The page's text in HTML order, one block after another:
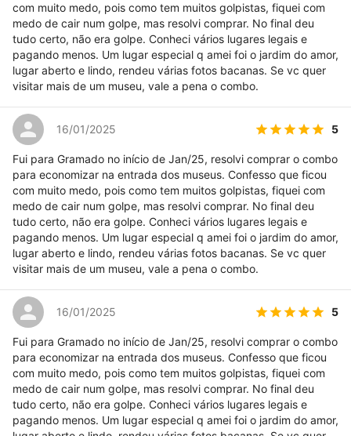
com muito medo, pois como tem muitos golpistas, fiquei com
medo de cair num golpe, mas resolvi comprar. No final deu
tudo certo, não era golpe. Conheci vários lugares legais e
pagando menos. Um lugar especial q amei foi o jardim do amor,
lugar aberto e lindo, rendeu várias fotos bacanas. Se vc quer
visitar mais de um museu, vale a pena o combo.
16/01/2025 5
Fui para Gramado no início de Jan/25, resolvi comprar o combo
para economizar na entrada dos museus. Confesso que ficou
com muito medo, pois como tem muitos golpistas, fiquei com
medo de cair num golpe, mas resolvi comprar. No final deu
tudo certo, não era golpe. Conheci vários lugares legais e
pagando menos. Um lugar especial q amei foi o jardim do amor,
lugar aberto e lindo, rendeu várias fotos bacanas. Se vc quer
visitar mais de um museu, vale a pena o combo.
16/01/2025 5
Fui para Gramado no início de Jan/25, resolvi comprar o combo
para economizar na entrada dos museus. Confesso que ficou
com muito medo, pois como tem muitos golpistas, fiquei com
medo de cair num golpe, mas resolvi comprar. No final deu
tudo certo, não era golpe. Conheci vários lugares legais e
pagando menos. Um lugar especial q amei foi o jardim do amor,